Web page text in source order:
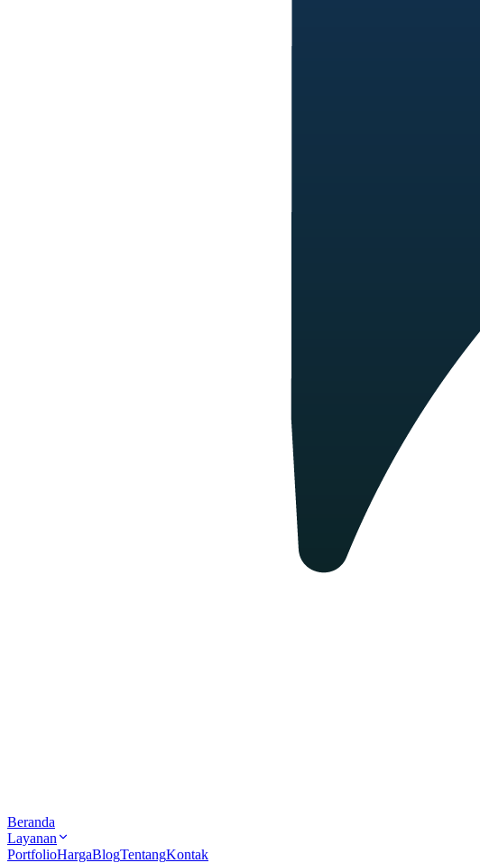
Beranda
Layanan
PortfolioHargaBlogTentangKontak